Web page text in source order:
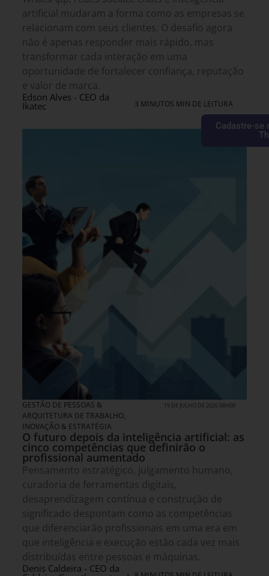
artificial mudaram a forma como as empresas se
relacionam com seus clientes. O desafio agora
não é apenas responder mais rápido, mas
transformar cada interação em uma
oportunidade de fortalecer confiança, reputação
e valor de marca.
Edson Alves - CEO da
Ikatec 3 MINUTOS MIN DE LEITURA
GESTÃO DE PESSOAS &
ARQUITETURA DE TRABALHO,
INOVAÇÃO & ESTRATÉGIA
19 DE JULHO DE 2026 08H00
O futuro depois da inteligência artificial: as
cinco competências que definirão o
profissional aumentado
Pensamento estratégico, julgamento humano,
curadoria de ferramentas digitais,
desaprendizagem contínua e construção de
significado despontam como as competências
que diferenciarão profissionais em uma era em
que inteligência e execução estão cada vez mais
distribuídas entre pessoas e máquinas.
Denis Caldeira - CEO da
Cadastre-se